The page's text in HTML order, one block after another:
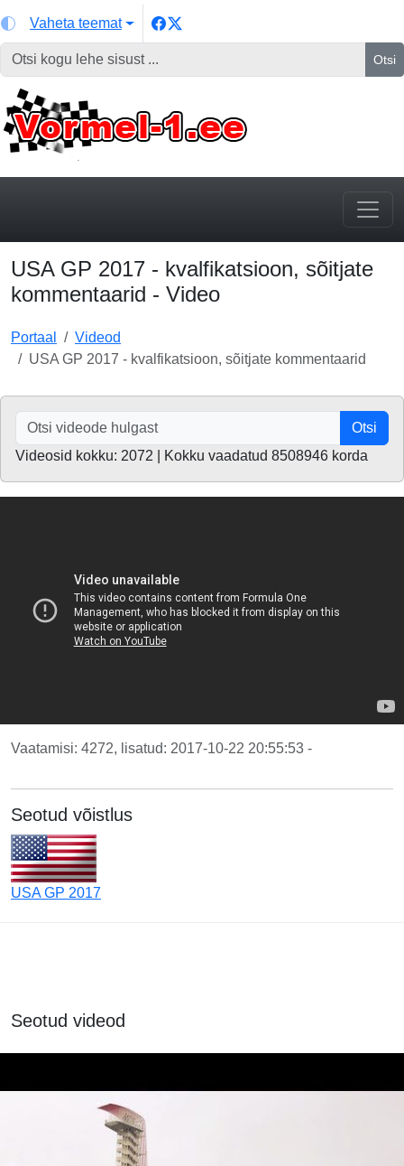
Vaheta teemat
Otsi
USA GP 2017 - kvalfikatsioon, sõitjate
kommentaarid - Video
Portaal
Videod
USA GP 2017 - kvalfikatsioon, sõitjate kommentaarid
Otsi
Videosid kokku: 2072 | Kokku vaadatud 8508946 korda
Vaatamisi: 4272, lisatud: 2017-10-22 20:55:53 -
Seotud võistlus
USA GP 2017
Seotud videod